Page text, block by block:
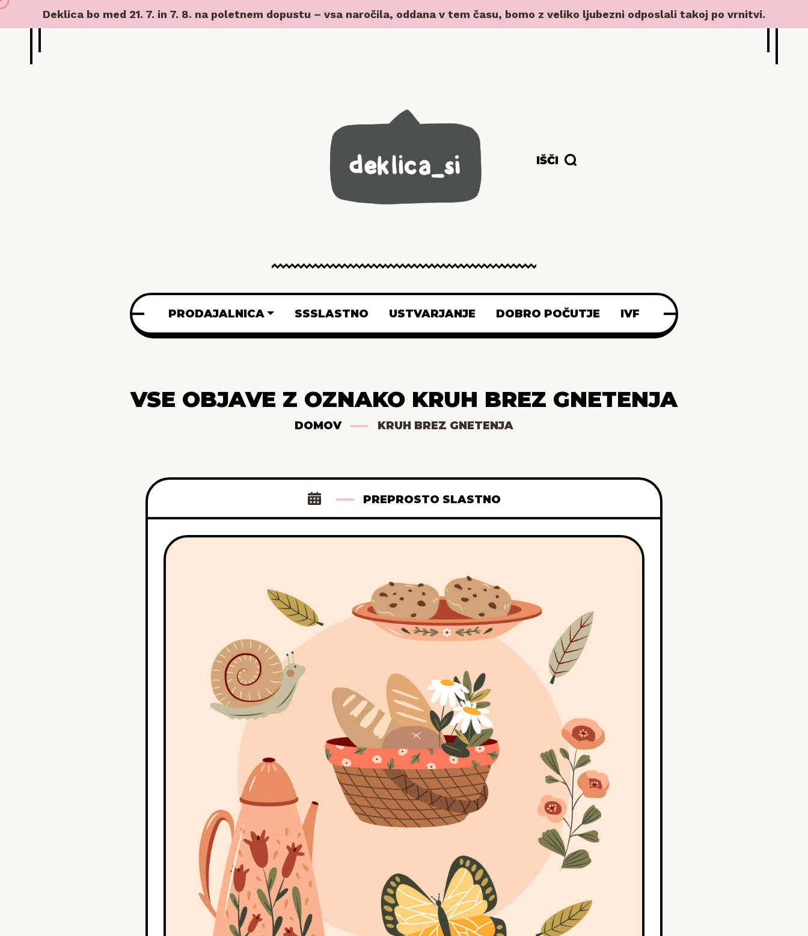
Deklica bo med 21. 7. in 7. 8. na poletnem dopustu – vsa naročila, oddana v tem času, bomo z veliko ljubezni odposlali takoj po vrnitvi.
IŠČI
PRODAJALNICA SSSLASTNO USTVARJANJE DOBRO POČUTJE IVF
VSE OBJAVE Z OZNAKO KRUH BREZ GNETENJA
DOMOV KRUH BREZ GNETENJA
PREPROSTO SLASTNO